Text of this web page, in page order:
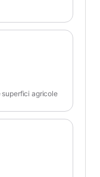
superfici agricole